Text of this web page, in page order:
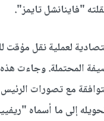
"فاينانشل تايمز".
على الجوانب الاقتصادية لعملية
المحتملة. وجاءت
مع تصورات الرئيس
إلى ما أسماه